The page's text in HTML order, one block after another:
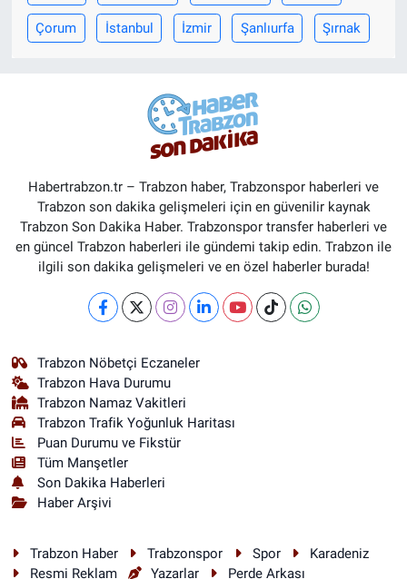
Çorum İstanbul İzmir Şanlıurfa Şırnak
Habertrabzon.tr – Trabzon haber, Trabzonspor haberleri ve
Trabzon son dakika gelişmeleri için en güvenilir kaynak
Trabzon Son Dakika Haber. Trabzonspor transfer haberleri ve
en güncel Trabzon haberleri ile gündemi takip edin. Trabzon ile
ilgili son dakika gelişmeleri ve en özel haberler burada!
Trabzon Nöbetçi Eczaneler
Trabzon Hava Durumu
Trabzon Namaz Vakitleri
Trabzon Trafik Yoğunluk Haritası
Puan Durumu ve Fikstür
Tüm Manşetler
Son Dakika Haberleri
Haber Arşivi
Trabzon Haber Trabzonspor Spor
Karadeniz
Resmi Reklam
Yazarlar Perde Arkası